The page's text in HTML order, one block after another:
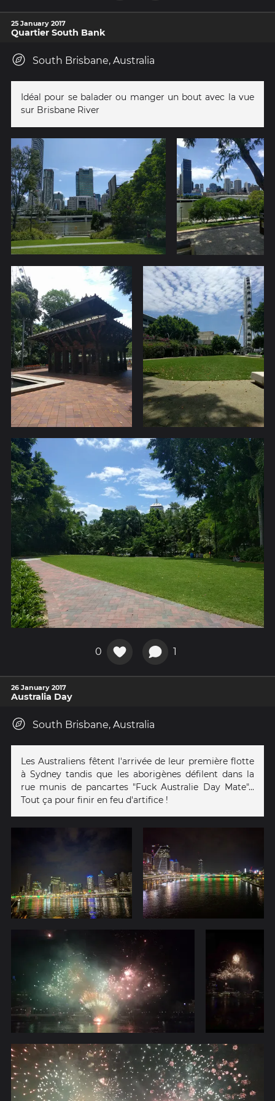
25 January 2017
Quartier South Bank
South Brisbane, Australia
Idéal pour se balader ou manger un bout avec la vue
sur Brisbane River
0 1
26 January 2017
Australia Day
South Brisbane, Australia
Les Australiens fêtent l'arrivée de leur première flotte
à Sydney tandis que les aborigènes défilent dans la
rue munis de pancartes "Fuck Australie Day Mate"...
Tout ça pour finir en feu d'artifice !